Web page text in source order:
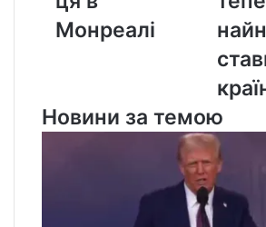
Монреалі
країні
Новини за темою